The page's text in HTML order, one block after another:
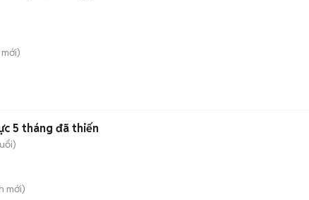
mới)
5 tháng đã thiến
mới)